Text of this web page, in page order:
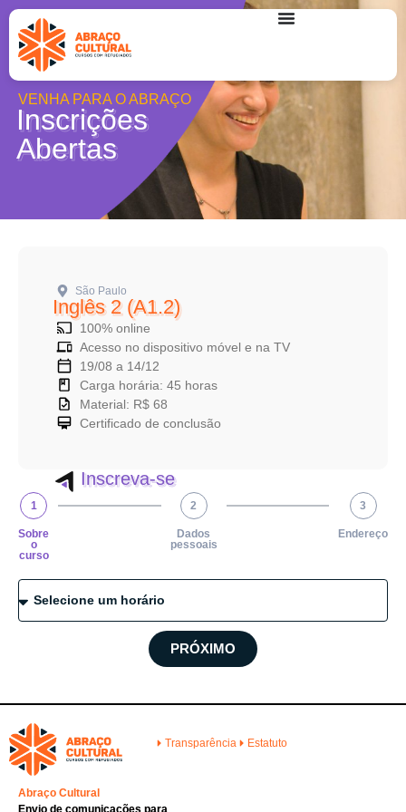
VENHA PARA O ABRAÇO
Inscrições
Abertas
São Paulo
Inglês 2 (A1.2)
100% online
Acesso no dispositivo móvel e na TV
19/08 a 14/12
Carga horária: 45 horas
Material: R$ 68
Certificado de conclusão
Inscreva-se
1
Sobre
o
curso
2
Dados
pessoais
3
Endereço
PRÓXIMO
Transparência Estatuto
Abraço Cultural